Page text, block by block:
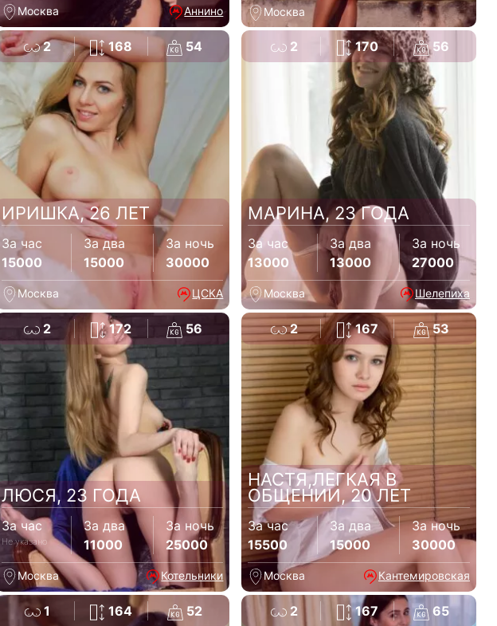
Москва Аннино Москва
2 168 54
ИРИШКА, 26 ЛЕТ
За час
15000
За два
15000
За ночь
30000
Москва ЦСКА
2 170 56
МАРИНА, 23 ГОДА
За час
13000
За два
13000
За ночь
27000
Москва Шелепиха
2 172 56
ЛЮСЯ, 23 ГОДА
За час
Не указано
За два
11000
За ночь
25000
Москва Котельники
2 167 53
НАСТЯ,ЛЕГКАЯ В
ОБЩЕНИИ, 20 ЛЕТ
За час
15500
За два
15000
За ночь
30000
Москва Кантемировская
1 164 52 2 167 65